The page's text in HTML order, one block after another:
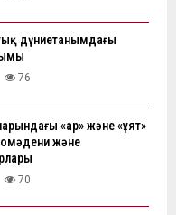
дүниетанымдағы
76
«ар» және «ұят»
және
70